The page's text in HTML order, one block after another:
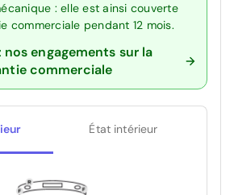
: elle est ainsi couverte
commerciale pendant 12 mois.
nos engagements sur la
commerciale
État intérieur